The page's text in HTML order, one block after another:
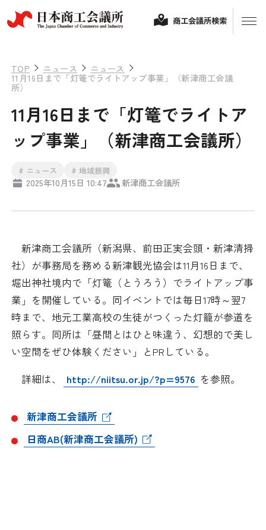
経営相談
融資制度・補助金
保険・共済
検定試験
ビジネス交流
海外ビジネス・貿易証明
情報提供・広報
その他サービス
政策提言
調査・研究
日本商工会議所とは
組織概要
役員紹介
日商のあゆみ
委員会・専門委員会
青年部・女性会
商工会議所検索
TOP ニュース ニュース
11月16日まで「灯篭でライトアップ事業」（新津商工会議
所）
11月16日まで「灯篭でライトア
ップ事業」（新津商工会議所）
# ニュース # 地域振興
2025年10月15日 10:47 新津商工会議所
新津商工会議所（新潟県、前田正実会頭・新津清掃
社）が事務局を務める新津観光協会は11月16日まで、
堀出神社境内で「灯篭（とうろう）でライトアップ事
業」を開催している。同イベントでは毎日17時～翌7
時まで、地元工業高校の生徒がつくった灯籠が参道を
照らす。同所は「昼間とはひと味違う、幻想的で美し
い空間をぜひ体験ください」とPRしている。
詳細は、
http://niitsu.or.jp/?p=9576 を参照。
新津商工会議所
日商AB(新津商工会議所)